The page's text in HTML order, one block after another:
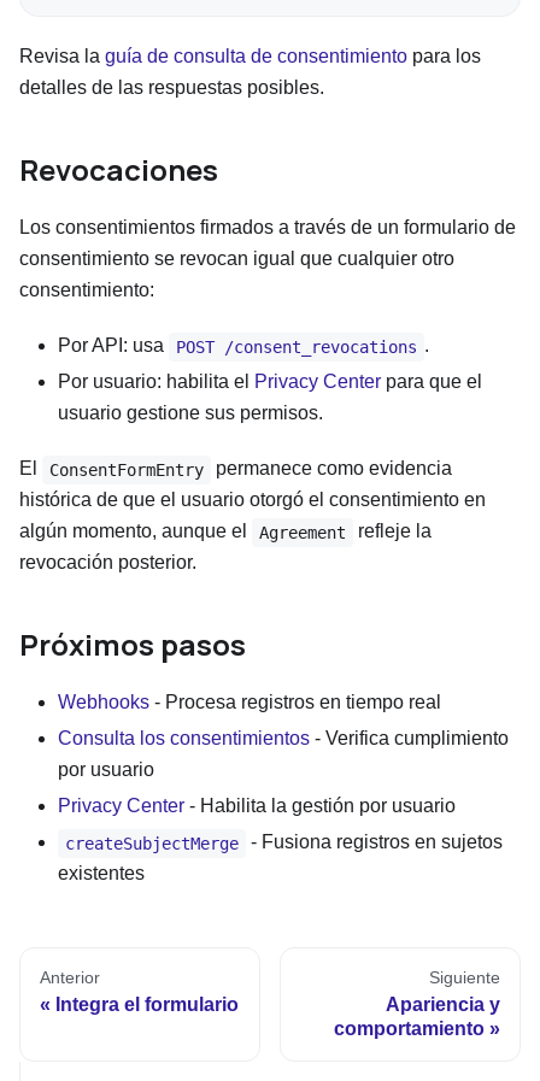
Revisa la guía de consulta de consentimiento para los
detalles de las respuestas posibles.
Revocaciones
Los consentimientos firmados a través de un formulario de
consentimiento se revocan igual que cualquier otro
consentimiento:
Por API: usa POST /consent_revocations .
Por usuario: habilita el Privacy Center para que el
usuario gestione sus permisos.
El ConsentFormEntry
permanece como evidencia
histórica de que el usuario otorgó el consentimiento en
algún momento, aunque el
Agreement
refleje la
revocación posterior.
Próximos pasos
Webhooks - Procesa registros en tiempo real
Consulta los consentimientos - Verifica cumplimiento
por usuario
Privacy Center - Habilita la gestión por usuario
createSubjectMerge
- Fusiona registros en sujetos
existentes
Anterior
Integra el formulario
Siguiente
Apariencia y
comportamiento